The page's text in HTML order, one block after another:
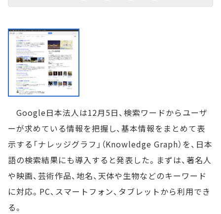
Google日本法人は12月5日、検索ワードからユーザ
ーが求めている情報を把握し、基本情報をまとめて表
示する「ナレッジグラフ」（Knowledge Graph）を、日本
語の検索結果にも導入すると発表した。まずは、著名人
や映画、芸術作品、地名、天体や生物などのキーワード
に対応。PC、スマートフォン、タブレットから利用でき
る。